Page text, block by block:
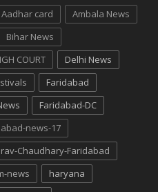
Aadhar card
Ambala News
Bihar News
COURT
Delhi News
Faridabad
Faridabad-DC
news-17
Chaudhary-Faridabad
news
haryana